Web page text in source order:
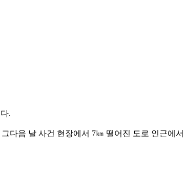
.
다음 날 사건 현장에서 7㎞ 떨어진 도로 인근에서